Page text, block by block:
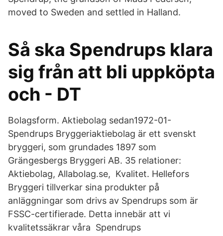
moved to Sweden and settled in Halland.
Så ska Spendrups klara
sig från att bli uppköpta
och - DT
Bolagsform. Aktiebolag sedan1972-01-
Spendrups Bryggeriaktiebolag är ett svenskt
bryggeri, som grundades 1897 som
Grängesbergs Bryggeri AB. 35 relationer:
Aktiebolag, Allabolag.se, Kvalitet. Hellefors
Bryggeri tillverkar sina produkter på
anläggningar som drivs av Spendrups som är
FSSC-certifierade. Detta innebär att vi
kvalitetssäkrar våra Spendrups